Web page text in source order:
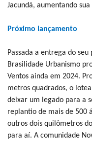
Jacundá, aumentando
Próximo lançamento
Passada a entrega do
Brasilidade Urbanismo
Ventos ainda em 2024.
metros quadrados, o
deixar um legado para a
replantio de mais de 500
outros dois quilômetros
para aí. A comunidade